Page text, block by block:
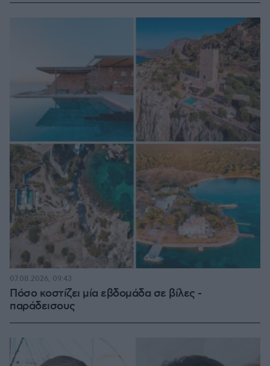
Πόσο κοστίζει μία εβδομάδα σε βίλες -
παράδεισους
07.08.2026, 09:43